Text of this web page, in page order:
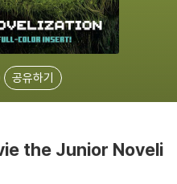
공유하기
the Junior Noveli